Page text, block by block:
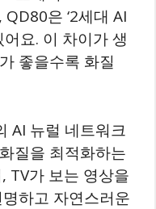
은 ‘2세대 AI
요. 이 차이가 생
좋을수록 화질
AI 뉴럴 네트워크
질을 최적화하는
TV가 보는 영상을
하고 자연스러운